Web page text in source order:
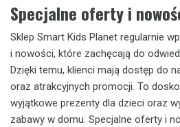
Specjalne oferty i
Sklep Smart Kids Planet regularnie
i nowości, które zachęcają do
Dzięki temu, klienci mają dostęp do
oraz atrakcyjnych promocji. To
wyjątkowe prezenty dla dzieci oraz
zabawy w domu. Specjalne oferty i